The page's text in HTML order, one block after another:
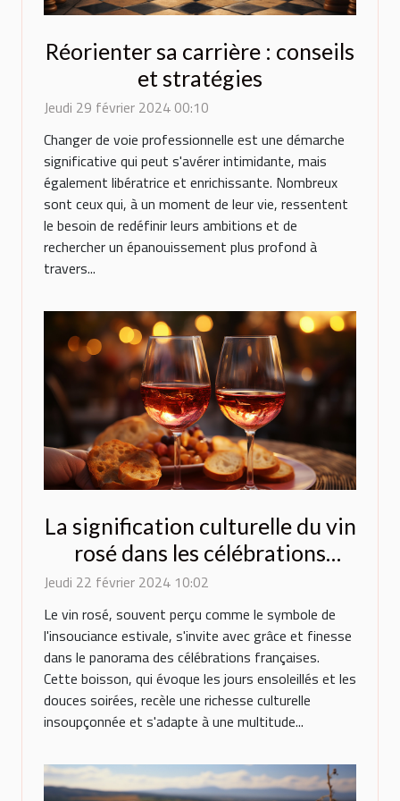
Réorienter sa carrière : conseils
et stratégies
Jeudi 29 février 2024 00:10
Changer de voie professionnelle est une démarche
significative qui peut s'avérer intimidante, mais
également libératrice et enrichissante. Nombreux
sont ceux qui, à un moment de leur vie, ressentent
le besoin de redéfinir leurs ambitions et de
rechercher un épanouissement plus profond à
travers...
La signification culturelle du vin
rosé dans les célébrations
françaises
Jeudi 22 février 2024 10:02
Le vin rosé, souvent perçu comme le symbole de
l'insouciance estivale, s'invite avec grâce et finesse
dans le panorama des célébrations françaises.
Cette boisson, qui évoque les jours ensoleillés et les
douces soirées, recèle une richesse culturelle
insoupçonnée et s'adapte à une multitude...